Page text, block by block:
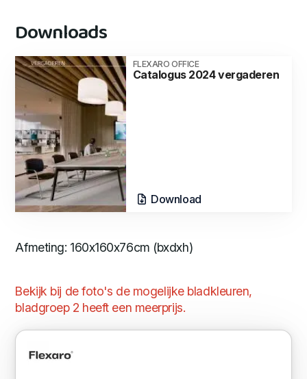
Downloads
FLEXARO OFFICE
Catalogus 2024 vergaderen
Download
Afmeting: 160x160x76cm (bxdxh)
Bekijk bij de foto's de mogelijke bladkleuren,
bladgroep 2 heeft een meerprijs.